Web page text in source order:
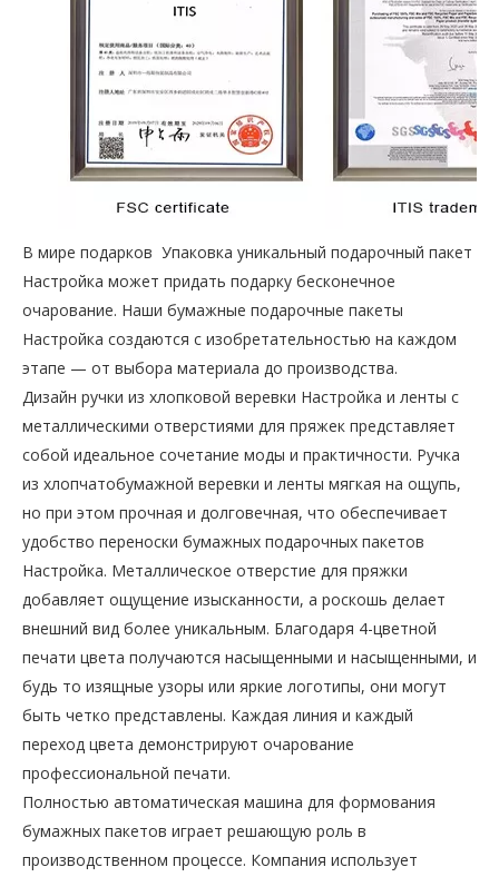
В мире подарков Упаковка уникальный подарочный пакет
Настройка может придать подарку бесконечное
очарование. Наши бумажные подарочные пакеты
Настройка создаются с изобретательностью на каждом
этапе — от выбора материала до производства.
Дизайн ручки из хлопковой веревки Настройка и ленты с
металлическими отверстиями для пряжек представляет
собой идеальное сочетание моды и практичности. Ручка
из хлопчатобумажной веревки и ленты мягкая на ощупь,
но при этом прочная и долговечная, что обеспечивает
удобство переноски бумажных подарочных пакетов
Настройка. Металлическое отверстие для пряжки
добавляет ощущение изысканности, а роскошь делает
внешний вид более уникальным. Благодаря 4-цветной
печати цвета получаются насыщенными и насыщенными, и
будь то изящные узоры или яркие логотипы, они могут
быть четко представлены. Каждая линия и каждый
переход цвета демонстрируют очарование
профессиональной печати.
Полностью автоматическая машина для формования
бумажных пакетов играет решающую роль в
производственном процессе. Компания использует